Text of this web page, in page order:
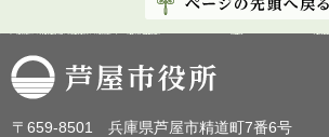
芦屋市役所
〒659-8501 兵庫県芦屋市精道町7番6号